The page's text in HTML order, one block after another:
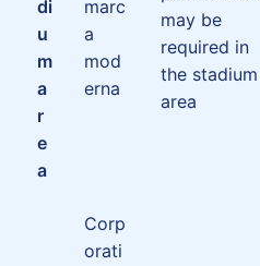
di
u
m
a
r
e
a
marc
a
mod
erna
may be
required in
the stadium
area
Corp
orati